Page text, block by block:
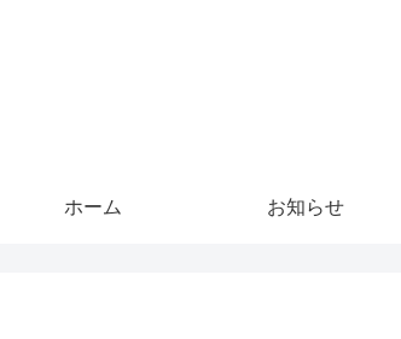
ホーム お知らせ